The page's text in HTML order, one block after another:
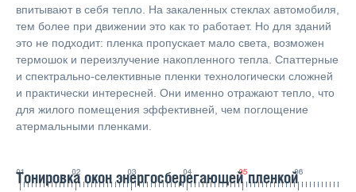
впитывают в себя тепло. На закаленных стеклах автомобиля,
тем более при движении это как то работает. Но для зданий
это не подходит: пленка пропускает мало света, возможен
термошок и переизлучение накопленного тепла. Спаттерные
и спектрально-селективные пленки технологически сложней
и практически интересней. Они именно отражают тепло, что
для жилого помещения эффективней, чем поглощение
атермальными пленками.
Тонировка окон энергосберегающей пленкой